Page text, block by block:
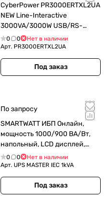
CyberPower PR3000ERTXL2UA
NEW Line-Interactive
3000VA/3000W USB/RS-
232/EPO/Dry/SNMPslot (IEC
C13 x 6, IEC C19 x 2) (12V / 6AH
х 8)
0 0
Нет в наличии
Арт. PR3000ERTXL2UA
Под заказ
По запросу
SMARTWATT ИБП Онлайн,
мощность 1000/900 ВА/Вт,
напольный, LCD дисплей,
IEC13 - 6 шт., встроенные АКБ
0 0
Нет в наличии
Арт. UPS MASTER IEC 1kVA
Под заказ